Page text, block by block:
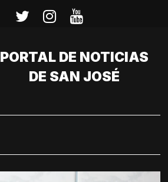
PORTAL DE NOTICIAS
DE SAN JOSÉ